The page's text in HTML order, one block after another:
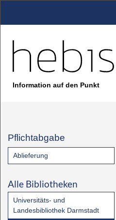
Information auf den Punkt
Pflichtabgabe
Ablieferung
Alle Bibliotheken
Universitäts- und
Landesbibliothek Darmstadt